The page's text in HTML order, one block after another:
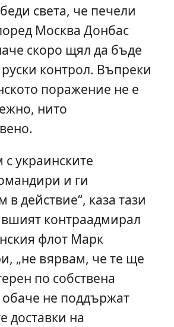
света, че печели
Москва Донбас
скоро щял да бъде
контрол. Въпреки
поражение не е
нито
с украинските
и ги
действие“, каза тази
контраадмирал
флот Марк
„не вярвам, че те ще
по собствена
не поддържат
доставки на